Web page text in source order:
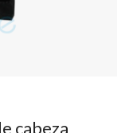
cabeza